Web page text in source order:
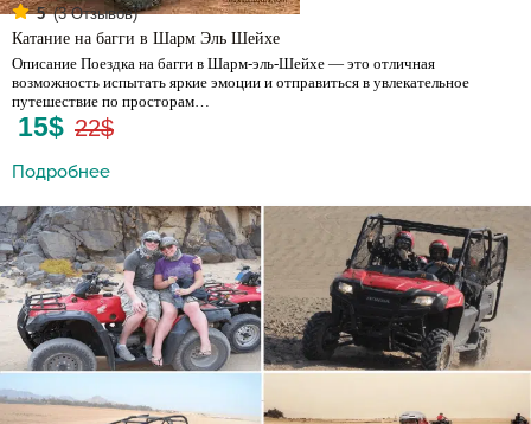
5 (3Отзывов)
Катание на багги в Шарм Эль Шейхе
Описание Поездка на багги в Шарм-эль-Шейхе — это отличная
возможность испытать яркие эмоции и отправиться в увлекательное
путешествие по просторам…
15$ 22$
Подробнее